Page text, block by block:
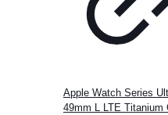
Apple Watch Series
49mm L LTE Titanium